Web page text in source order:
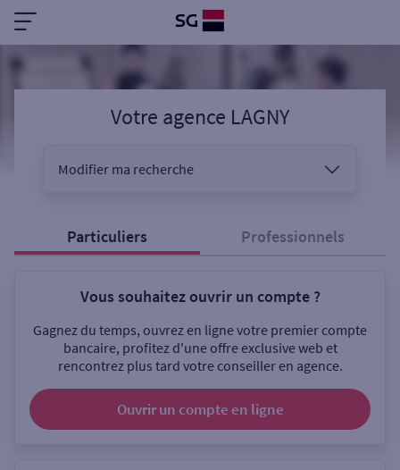
Votre agence LAGNY
Modifier ma recherche
Sélectionnez votre recherche
Ouverte le samedi
Ouverte le lundi
Particuliers Professionnels
Vous souhaitez ouvrir un compte ?
Gagnez du temps, ouvrez en ligne votre premier compte
bancaire, profitez d'une offre exclusive web et
rencontrez plus tard votre conseiller en agence.
Ouvrir un compte en ligne